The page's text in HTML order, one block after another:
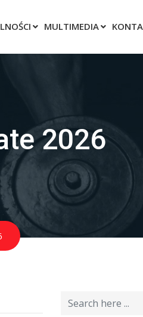
MULTIMEDIA
2026